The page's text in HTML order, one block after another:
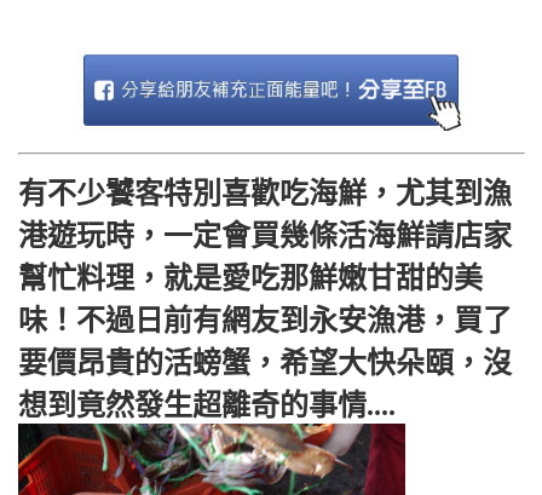
有不少饕客特別喜歡吃海鮮，尤其到漁
港遊玩時，一定會買幾條活海鮮請店家
幫忙料理，就是愛吃那鮮嫩甘甜的美
味！不過日前有網友到永安漁港，買了
要價昂貴的活螃蟹，希望大快朵頤，沒
想到竟然發生超離奇的事情....